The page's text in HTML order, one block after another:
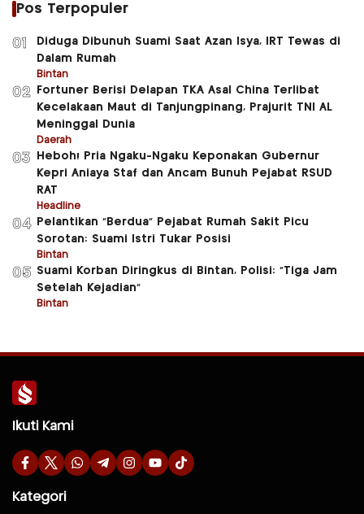
Pos Terpopuler
01
Diduga Dibunuh Suami Saat Azan Isya, IRT Tewas di
Dalam Rumah
Bintan
02
Fortuner Berisi Delapan TKA Asal China Terlibat
Kecelakaan Maut di Tanjungpinang, Prajurit TNI AL
Meninggal Dunia
Daerah
03
Heboh! Pria Ngaku-Ngaku Keponakan Gubernur
Kepri Aniaya Staf dan Ancam Bunuh Pejabat RSUD
RAT
Headline
04
Pelantikan “Berdua” Pejabat Rumah Sakit Picu
Sorotan: Suami Istri Tukar Posisi
Bintan
05 Suami Korban Diringkus di Bintan, Polisi: “Tiga Jam
Setelah Kejadian”
Bintan
Ikuti Kami
Kategori